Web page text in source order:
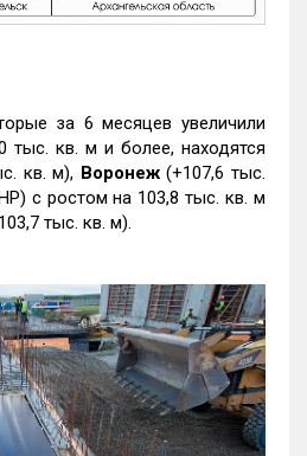
за 6 месяцев увеличили
тыс. кв. м и более, находятся
кв. м), Воронеж(+107,6 тыс.
с ростом на 103,8 тыс. кв. м
тыс. кв. м).